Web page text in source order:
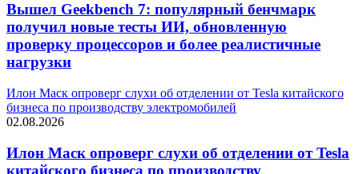
Вышел Geekbench 7: популярный бенчмарк
получил новые тесты ИИ, обновленную
проверку процессоров и более реалистичные
нагрузки
Илон Маск опроверг слухи об отделении от Tesla китайского
бизнеса по производству электромобилей
02.08.2026
Илон Маск опроверг слухи об отделении от Tesla
китайского бизнеса по производству